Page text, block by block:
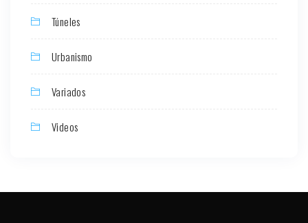
Túneles
Urbanismo
Variados
Videos